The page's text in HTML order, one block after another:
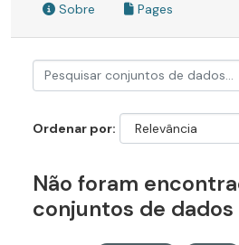
Sobre Pages
Ordenar por
Não foram
conjuntos de dados